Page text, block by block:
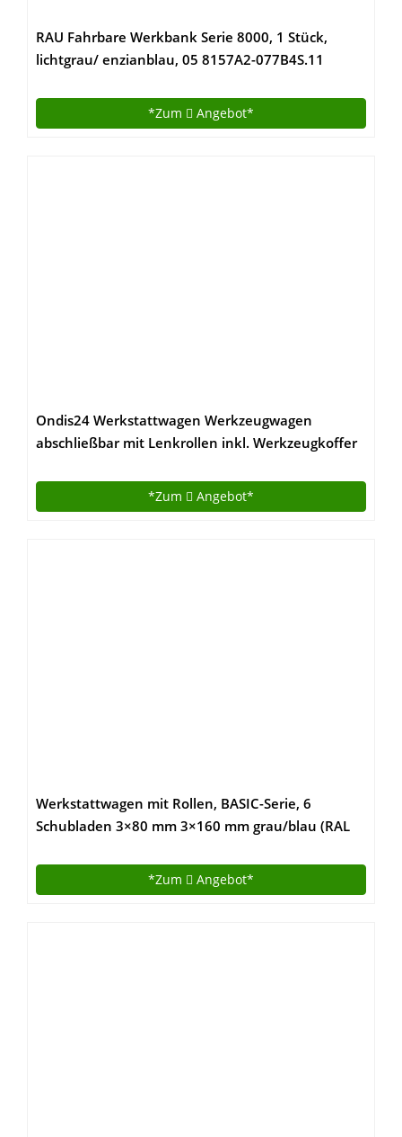
RAU Fahrbare Werkbank Serie 8000, 1 Stück,
lichtgrau/ enzianblau, 05 8157A2-077B4S.11
*Zum Angebot*
Ondis24 Werkstattwagen Werkzeugwagen
abschließbar mit Lenkrollen inkl. Werkzeugkoffer
*Zum Angebot*
Werkstattwagen mit Rollen, BASIC-Serie, 6
Schubladen 3×80 mm 3×160 mm grau/blau (RAL
Rollwagen/Werkzeugwagen mit Rollen
*Zum Angebot*